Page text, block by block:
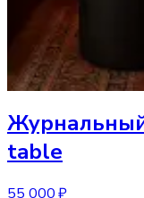
table
55 000 ₽